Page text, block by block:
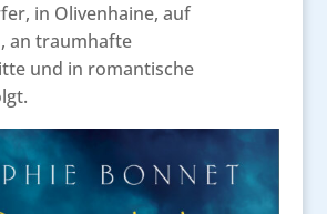
in Olivenhaine, auf
an traumhafte
und in romantische